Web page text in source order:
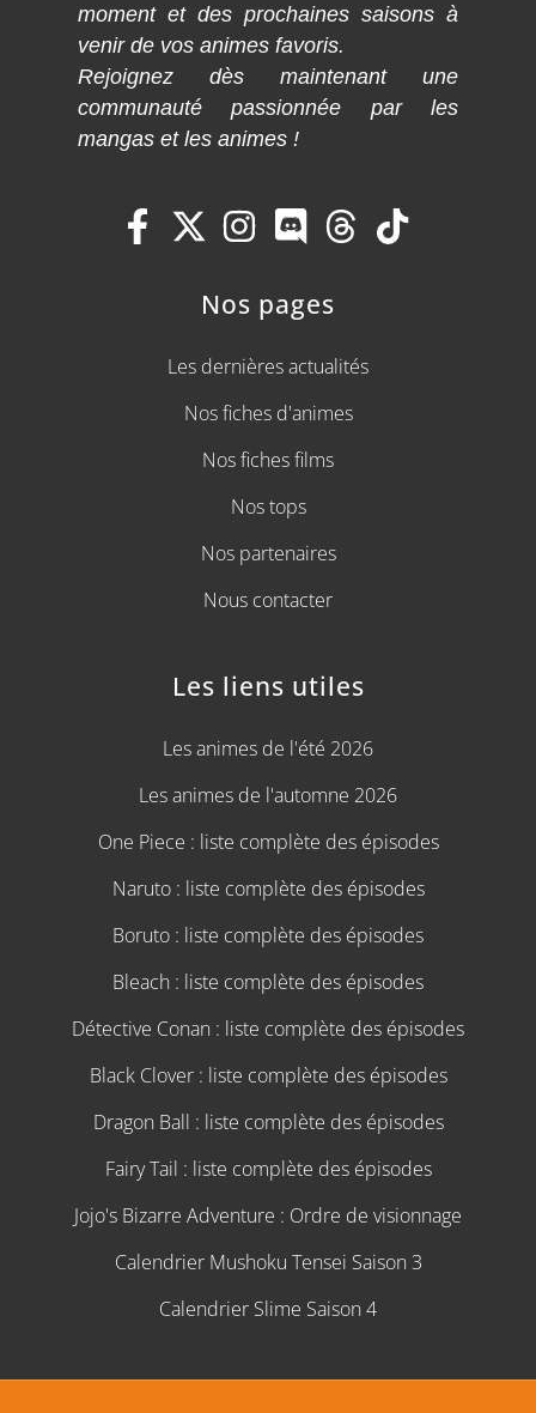
moment et des prochaines saisons à
venir de vos animes favoris.
Rejoignez dès maintenant une
communauté passionnée par les
mangas et les animes !
Nos pages
Les dernières actualités
Nos fiches d'animes
Nos fiches films
Nos tops
Nos partenaires
Nous contacter
Les liens utiles
Les animes de l'été 2026
Les animes de l'automne 2026
One Piece : liste complète des épisodes
Naruto : liste complète des épisodes
Boruto : liste complète des épisodes
Bleach : liste complète des épisodes
Détective Conan : liste complète des épisodes
Black Clover : liste complète des épisodes
Dragon Ball : liste complète des épisodes
Fairy Tail : liste complète des épisodes
Jojo's Bizarre Adventure : Ordre de visionnage
Calendrier Mushoku Tensei Saison 3
Calendrier Slime Saison 4